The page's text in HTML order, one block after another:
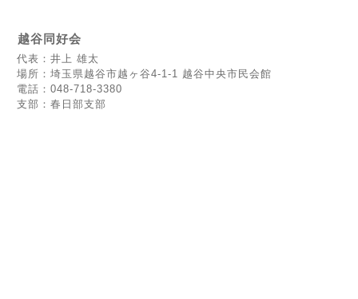
越谷同好会
代表：井上 雄太
場所：埼玉県越谷市越ヶ谷4-1-1 越谷中央市民会館
電話：048-718-3380
支部：春日部支部